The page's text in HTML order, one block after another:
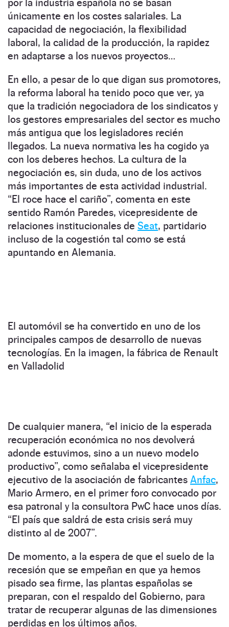
por la industria española no se basan
únicamente en los costes salariales. La
capacidad de negociación, la flexibilidad
laboral, la calidad de la producción, la rapidez
en adaptarse a los nuevos proyectos…
En ello, a pesar de lo que digan sus promotores,
la reforma laboral ha tenido poco que ver, ya
que la tradición negociadora de los sindicatos y
los gestores empresariales del sector es mucho
más antigua que los legisladores recién
llegados. La nueva normativa les ha cogido ya
con los deberes hechos. La cultura de la
negociación es, sin duda, uno de los activos
más importantes de esta actividad industrial.
“El roce hace el cariño”, comenta en este
sentido Ramón Paredes, vicepresidente de
relaciones institucionales de Seat, partidario
incluso de la cogestión tal como se está
apuntando en Alemania.
El automóvil se ha convertido en uno de los
principales campos de desarrollo de nuevas
tecnologías. En la imagen, la fábrica de Renault
en Valladolid
De cualquier manera, “el inicio de la esperada
recuperación económica no nos devolverá
adonde estuvimos, sino a un nuevo modelo
productivo”, como señalaba el vicepresidente
ejecutivo de la asociación de fabricantes Anfac,
Mario Armero, en el primer foro convocado por
esa patronal y la consultora PwC hace unos días.
“El país que saldrá de esta crisis será muy
distinto al de 2007”.
De momento, a la espera de que el suelo de la
recesión que se empeñan en que ya hemos
pisado sea firme, las plantas españolas se
preparan, con el respaldo del Gobierno, para
tratar de recuperar algunas de las dimensiones
perdidas en los últimos años.